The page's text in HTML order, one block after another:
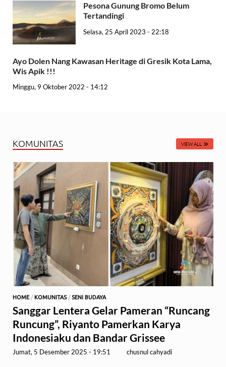
Pesona Gunung Bromo Belum
Tertandingi
Selasa, 25 April 2023 - 22:18
Ayo Dolen Nang Kawasan Heritage di Gresik Kota Lama,
Wis Apik !!!
Minggu, 9 Oktober 2022 - 14:12
KOMUNITAS VIEW ALL
HOME / KOMUNITAS/ SENI BUDAYA
Sanggar Lentera Gelar Pameran “Runcang
Runcung”, Riyanto Pamerkan Karya
Indonesiaku dan Bandar Grissee
Jumat, 5 Desember 2025 - 19:51 chusnul cahyadi